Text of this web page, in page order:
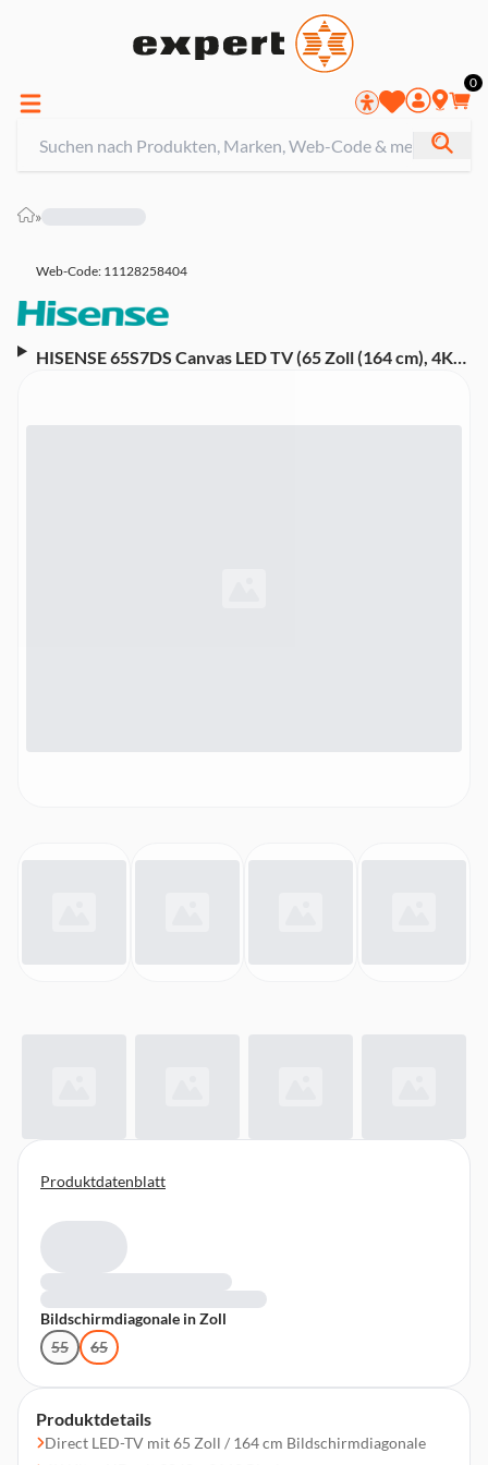
0
»
Web-Code: 11128258404
HISENSE 65S7DS Canvas LED TV (65 Zoll (164 cm), 4K
Produktdetails
Direct LED-TV mit 65 Zoll / 164 cm Bildschirmdiagonale
Produktdatenblatt
Bildschirmdiagonale in Zoll
55
65